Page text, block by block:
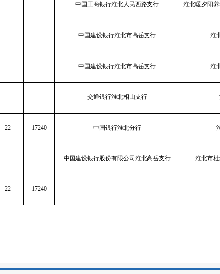
中国工商银行淮北人民西路支行 淮北暖夕阳
中国建设银行淮北市高岳支行 淮
中国建设银行淮北市高岳支行 淮
交通银行淮北相山支行
22 17240 中国银行淮北分行
中国建设银行股份有限公司淮北高岳支行 淮北市
22 17240